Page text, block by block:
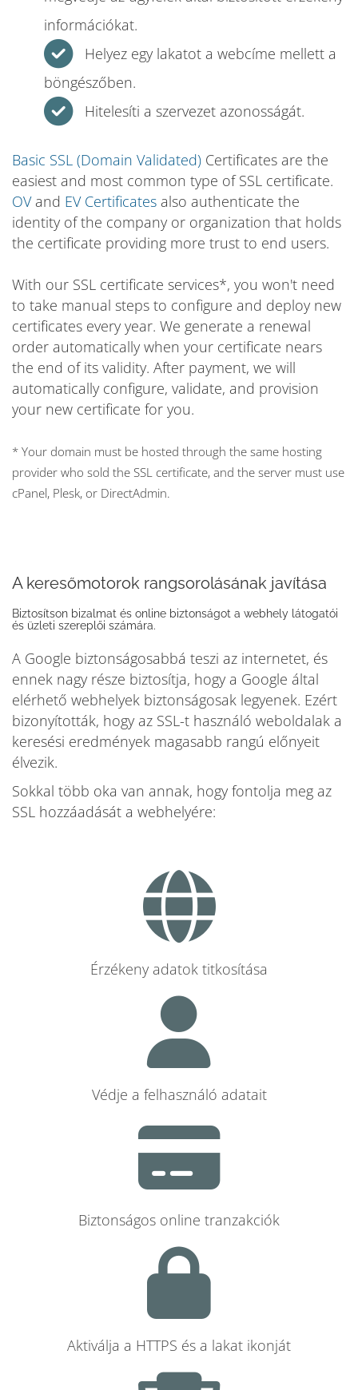
információkat.
Helyez egy lakatot a webcíme mellett a
böngészőben.
Hitelesíti a szervezet azonosságát.
Basic SSL (Domain Validated) Certificates are the
easiest and most common type of SSL certificate.
OVand EV Certificates also authenticate the
identity of the company or organization that holds
the certificate providing more trust to end users.
With our SSL certificate services*, you won't need
to take manual steps to configure and deploy new
certificates every year. We generate a renewal
order automatically when your certificate nears
the end of its validity. After payment, we will
automatically configure, validate, and provision
your new certificate for you.
* Your domain must be hosted through the same hosting
provider who sold the SSL certificate, and the server must use
cPanel, Plesk, or DirectAdmin.
A keresőmotorok rangsorolásának javítása
Biztosítson bizalmat és online biztonságot a webhely látogatói
és üzleti szereplői számára.
A Google biztonságosabbá teszi az internetet, és
ennek nagy része biztosítja, hogy a Google által
elérhető webhelyek biztonságosak legyenek. Ezért
bizonyították, hogy az SSL-t használó weboldalak a
keresési eredmények magasabb rangú előnyeit
élvezik.
Sokkal több oka van annak, hogy fontolja meg az
SSL hozzáadását a webhelyére:
Érzékeny adatok titkosítása
Védje a felhasználó adatait
Biztonságos online tranzakciók
Aktiválja a HTTPS és a lakat ikonját